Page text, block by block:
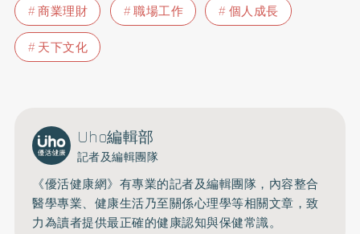
商業理財 職場工作
個人成長
天下文化
Uho編輯部
記者及編輯團隊
《優活健康網》有專業的記者及編輯團隊，內容整合
醫學專業、健康生活乃至關係心理學等相關文章，致
力為讀者提供最正確的健康認知與保健常識。